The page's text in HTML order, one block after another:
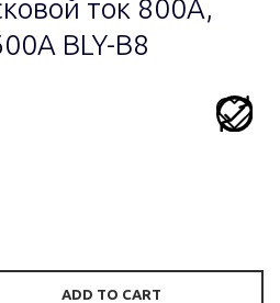
ток 800A,
BLY-B8
ADD TO CART